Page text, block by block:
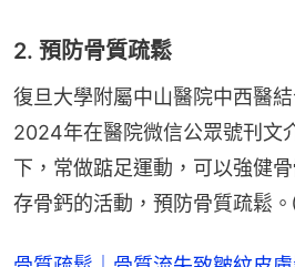
2. 預防骨質疏鬆
復旦大學附屬中山醫院中西醫
2024年在醫院微信公眾號刊文
下，常做踮足運動，可以強健
存骨鈣的活動，預防骨質疏鬆